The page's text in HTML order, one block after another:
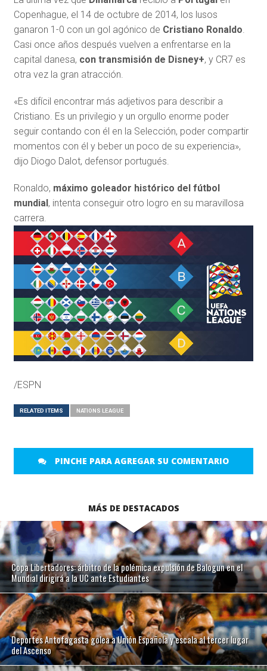
Copenhague, el 14 de octubre de 2014, los lusos
ganaron 1-0 con un gol agónico de Cristiano Ronaldo.
Casi once años después vuelven a enfrentarse en la
capital danesa, con transmisión de Disney+, y CR7 es
otra vez la gran atracción.
«Es difícil encontrar más adjetivos para describir a
Cristiano. Es un privilegio y un orgullo enorme poder
seguir contando con él en la Selección, poder compartir
momentos con él y beber un poco de su experiencia»,
dijo Diogo Dalot, defensor portugués.
Ronaldo, máximo goleador histórico del fútbol
mundial , intenta conseguir otro logro en su maravillosa
carrera.
/ESPN
RELATED ITEMS NATIONS LEAGUE
PINCHE PARA AGREGAR SU COMENTARIO
MÁS DE DESTACADOS
Copa Libertadores: árbitro de la polémica expulsión de Balogun en el
Mundial dirigirá a la UC ante Estudiantes
Deportes Antofagasta golea a Unión Española y escala al tercer lugar
del Ascenso